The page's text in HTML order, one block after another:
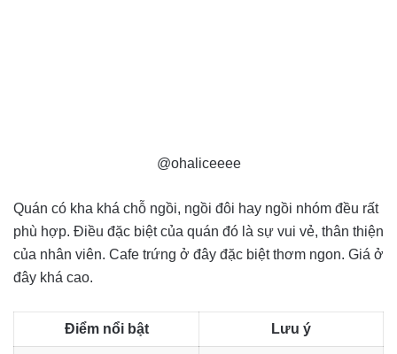
@ohaliceeee
Quán có kha khá chỗ ngồi, ngồi đôi hay ngồi nhóm đều rất
phù hợp. Điều đặc biệt của quán đó là sự vui vẻ, thân thiện
của nhân viên. Cafe trứng ở đây đặc biệt thơm ngon. Giá ở
đây khá cao.
Điểm nổi bật Lưu ý